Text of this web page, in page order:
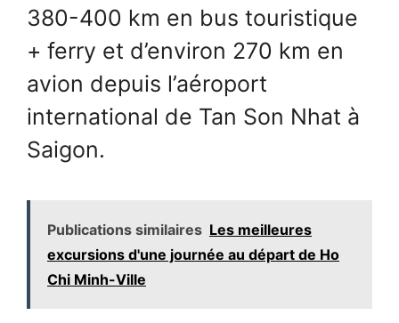
380-400 km en bus touristique
+ ferry et d’environ 270 km en
avion depuis l’aéroport
international de Tan Son Nhat à
Saigon.
Publications similaires Les meilleures
excursions d'une journée au départ de Ho
Chi Minh-Ville